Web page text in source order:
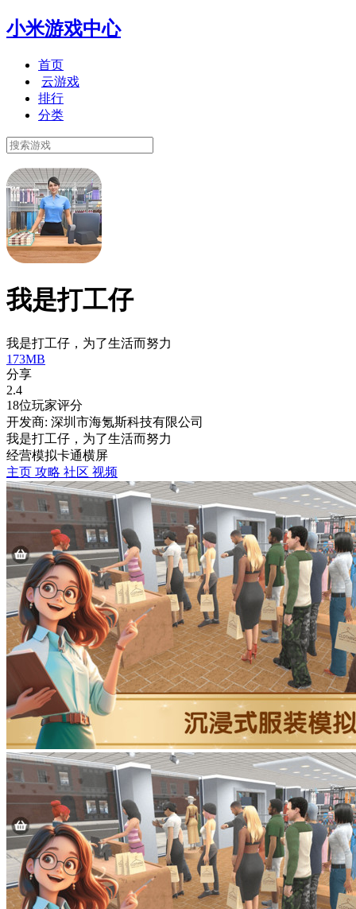
小米游戏中心
首页
云游戏
排行
分类
我是打工仔
我是打工仔，为了生活而努力
173MB
分享
2.4
18位玩家评分
开发商: 深圳市海氪斯科技有限公司
我是打工仔，为了生活而努力
经营模拟卡通横屏
主页 攻略 社区 视频